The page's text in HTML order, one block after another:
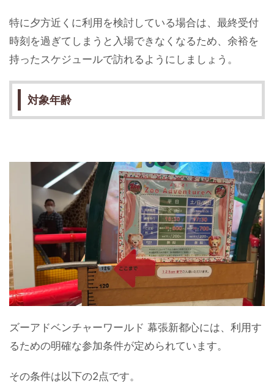
特に夕方近くに利用を検討している場合は、最終受付
時刻を過ぎてしまうと入場できなくなるため、余裕を
持ったスケジュールで訪れるようにしましょう。
対象年齢
ズーアドベンチャーワールド 幕張新都心には、利用す
るための明確な参加条件が定められています。
その条件は以下の2点です。